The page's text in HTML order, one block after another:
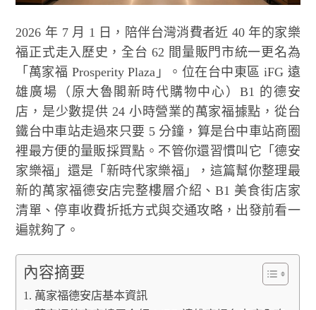
2026 年 7 月 1 日，陪伴台灣消費者近 40 年的家樂
福正式走入歷史，全台 62 間量販門市統一更名為
「萬家福 Prosperity Plaza」。位在台中東區 iFG 遠
雄廣場（原大魯閣新時代購物中心）B1 的德安
店，是少數提供 24 小時營業的萬家福據點，從台
鐵台中車站走過來只要 5 分鐘，算是台中車站商圈
裡最方便的量販採買點。不管你還習慣叫它「德安
家樂福」還是「新時代家樂福」，這篇幫你整理最
新的萬家福德安店完整樓層介紹、B1 美食街店家
清單、停車收費折抵方式與交通攻略，出發前看一
遍就夠了。
內容摘要
萬家福德安店基本資訊